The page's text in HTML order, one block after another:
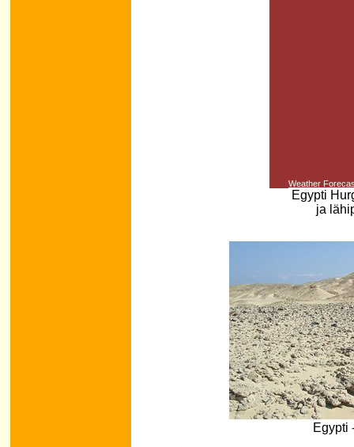
Weather
Egypti
ja
Egypti